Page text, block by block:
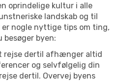
oprindelige kultur i alle
landskab og til
nogle nyttige tips om ting,
besøger byen:
rejse dertil afhænger altid
og selvfølgelig din
dertil. Overvej byens